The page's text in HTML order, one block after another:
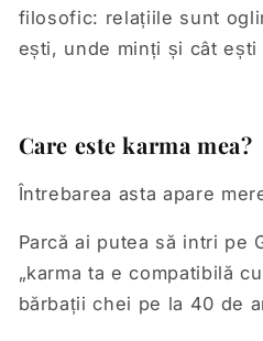
filosofic: relațiile sunt
ești, unde minți și cât
Care este karma mea?
Întrebarea asta apare
Parcă ai putea să intri pe
„karma ta e compatibilă
bărbații chei pe la 40 de